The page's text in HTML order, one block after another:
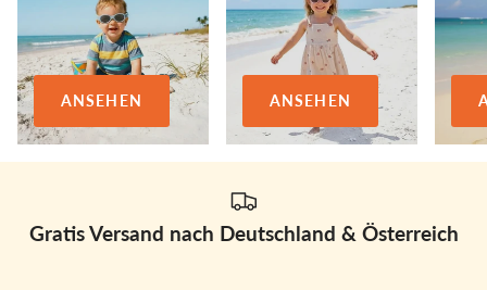
ANSEHEN ANSEHEN
Gratis Versand nach Deutschland & Österreich